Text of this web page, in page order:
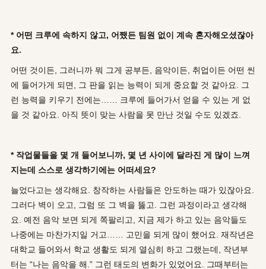
* 어떤 크루에 속하지 않고, 어쨌든 팀원 없이 계속 혼자해오셨잖아
요.
어떤 것이든, 그러니까 뭐 그게 공부든, 음악이든, 취업이든 어떤 씬
에 들어가게 되면, 그 판을 읽는 능력이 되게 중요할 것 같아요. 그
런 능력을 키우기 전에는…… 크루에 들어가서 얻을 수 있는 게 없
을 것 같아요. 아직 뜻이 맞는 사람을 못 만난 것일 수도 있겠죠.
* 작업물들을 몇 개 들어보니까, 몇 년 사이에 달라진 게 많이 느껴
지는데 스스로 생각하기에는 어떠세요?
늘었다고는 생각해요. 창작하는 사람들은 안도하는 때가 있잖아요.
그러다 벽이 오고, 그럼 또 그 벽을 뚫고. 그런 과정이라고 생각해
요. 예전 음악 보면 되게 쪽팔리고, 지금 제가 하고 있는 음악들도
나중에는 마찬가지일 거고…… 고민을 되게 많이 했어요. 재작년은
대학교 들어와서 학교 생활도 되게 열심히 하고 그랬는데, 작년부
터는 “나는 음악을 해.” 그런 태도의 변화가 있었어요. 그때부터는